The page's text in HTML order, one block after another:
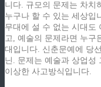
니다. 규모의 문제는 차치
누구나 할 수 있는 세상입
무대에 설 수 없는 시대도
고, 예술의 문제라면 누구
대입니다. 신춘문예에 당
닌. 문제는 예술과 상업성
이상한 사고방식입니다.